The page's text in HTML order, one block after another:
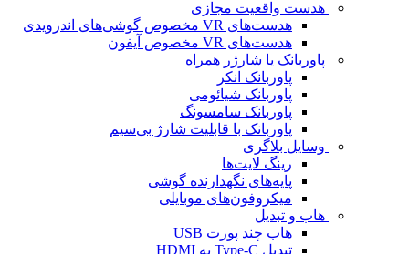
هدست واقعیت مجازی
هدست‌های VR مخصوص گوشی‌های اندرویدی
هدست‌های VR مخصوص آیفون
پاوربانک یا شارژر همراه
پاوربانک انکر
پاوربانک شیائومی
پاوربانک سامسونگ
پاوربانک با قابلیت شارژ بی‌سیم
وسایل بلاگری
رینگ لایت‌ها
پایه‌های نگهدارنده گوشی
میکروفون‌های موبایلی
هاب و تبدیل
هاب چند پورت USB
تبدیل Type-C به HDMI